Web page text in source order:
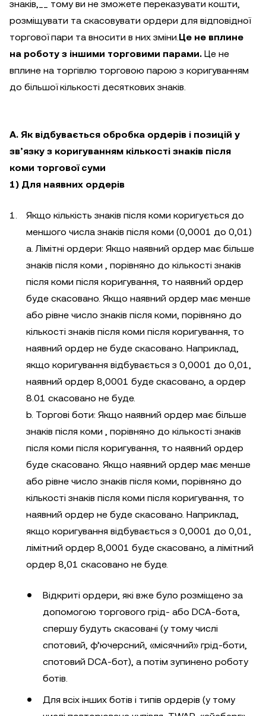
знаків,__ тому ви не зможете переказувати кошти,
розміщувати та скасовувати ордери для відповідної
торгової пари та вносити в них зміни.Це не вплине
на роботу з іншими торговими парами. Це не
вплине на торгівлю торговою парою з коригуванням
до більшої кількості десяткових знаків.
A. Як відбувається обробка ордерів і позицій у
зв’язку з коригуванням кількості знаків після
коми торгової суми
1) Для наявних ордерів
Якщо кількість знаків після коми коригується до
меншого числа знаків після коми (0,0001 до 0,01)
a. Лімітні ордери: Якщо наявний ордер має більше
знаків після коми , порівняно до кількості знаків
після коми після коригування, то наявний ордер
буде скасовано. Якщо наявний ордер має менше
або рівне число знаків після коми, порівняно до
кількості знаків після коми після коригування, то
наявний ордер не буде скасовано. Наприклад,
якщо коригування відбувається з 0,0001 до 0,01,
наявний ордер 8,0001 буде скасовано, а ордер
8.01 скасовано не буде.
b. Торгові боти: Якщо наявний ордер має більше
знаків після коми , порівняно до кількості знаків
після коми після коригування, то наявний ордер
буде скасовано. Якщо наявний ордер має менше
або рівне число знаків після коми, порівняно до
кількості знаків після коми після коригування, то
наявний ордер не буде скасовано. Наприклад,
якщо коригування відбувається з 0,0001 до 0,01,
лімітний ордер 8,0001 буде скасовано, а лімітний
ордер 8,01 скасовано не буде.
Відкриті ордери, які вже було розміщено за
допомогою торгового грід- або DCA-бота,
спершу будуть скасовані (у тому числі
спотовий, ф’ючерсний, «місячний» грід-боти,
спотовий DCA-бот), а потім зупинено роботу
ботів.
Для всіх інших ботів і типів ордерів (у тому